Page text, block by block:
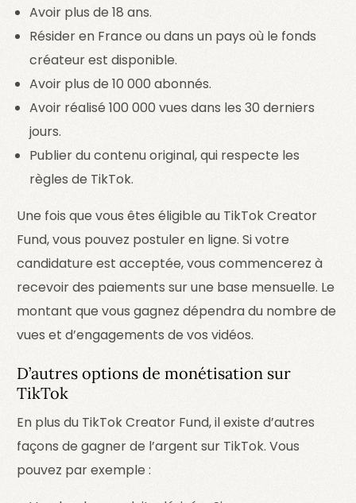
Avoir plus de 18 ans.
Résider en France ou dans un pays où le fonds
créateur est disponible.
Avoir plus de 10 000 abonnés.
Avoir réalisé 100 000 vues dans les 30 derniers
jours.
Publier du contenu original, qui respecte les
règles de TikTok.
Une fois que vous êtes éligible au TikTok Creator
Fund, vous pouvez postuler en ligne. Si votre
candidature est acceptée, vous commencerez à
recevoir des paiements sur une base mensuelle. Le
montant que vous gagnez dépendra du nombre de
vues et d’engagements de vos vidéos.
D’autres options de monétisation sur
TikTok
En plus du TikTok Creator Fund, il existe d’autres
façons de gagner de l’argent sur TikTok. Vous
pouvez par exemple :